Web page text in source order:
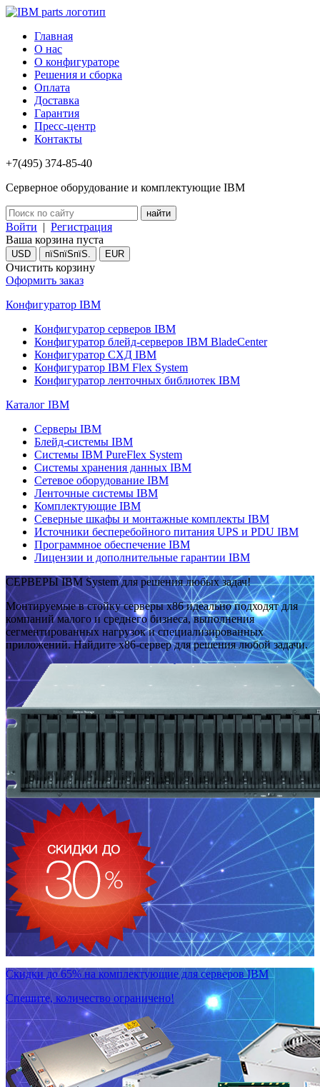
Главная
О нас
О конфигураторе
Решения и сборка
Оплата
Доставка
Гарантия
Пресс-центр
Контакты
+7(495) 374-85-40
Серверное оборудование и комплектующие IBM
Войти | Регистрация
Ваша корзина пуста
USD пїЅпїЅпїЅ. EUR
Очистить корзину
Оформить заказ
Конфигуратор IBM
Конфигуратор серверов IBM
Конфигуратор блейд-серверов IBM BladeCenter
Конфигуратор СХД IBM
Конфигуратор IBM Flex System
Конфигуратор ленточных библиотек IBM
Каталог IBM
Серверы IBM
Блейд-системы IBM
Системы IBM PureFlex System
Системы хранения данных IBM
Сетевое оборудование IBM
Ленточные системы IBM
Комплектующие IBM
Северные шкафы и монтажные комплекты IBM
Источники бесперебойного питания UPS и PDU IBM
Программное обеспечение IBM
Лицензии и дополнительные гарантии IBM
СЕРВЕРЫ IBM System для решения любых задач!
Монтируемые в стойку серверы x86 идеально подходят для
компаний малого и среднего бизнеса, выполнения
сегментированных нагрузок и специализированных
приложений. Найдите x86-сервер для решения любой задачи.
Скидки до 65% на комплектующие для серверов IBM
Спешите, количество ограничено!